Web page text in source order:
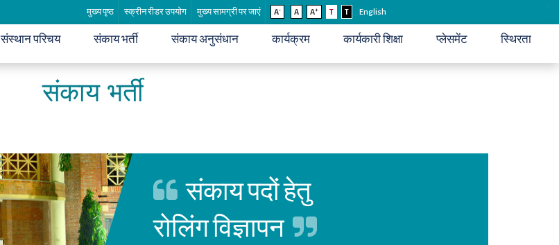
मुख्य पृष्ठ स्क्रीन रीडर उपयोग मुख्य सामग्री पर जाएं A- A A+ T T English
संस्थान परिचय संकाय भर्ती संकाय अनुसंधान कार्यक्रम कार्यकारी शिक्षा प्लेसमेंट स्थिरता
संकाय भर्ती
संकाय पदों हेतु
रोलिंग विज्ञापन